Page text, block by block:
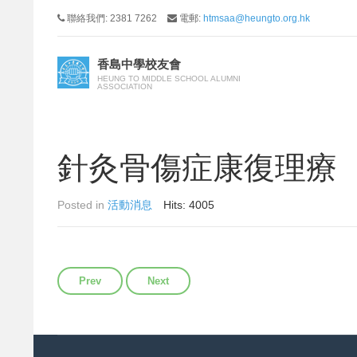
聯絡我們: 2381 7262 電郵: htmsaa@heungto.org.hk
香島中學校友會
HEUNG TO MIDDLE SCHOOL ALUMNI
ASSOCIATION
針灸骨傷症康復理療
Posted in 活動消息 Hits: 4005
Previous article: 活筋律動健體班
Prev Next article: 2023年校慶通知
Next